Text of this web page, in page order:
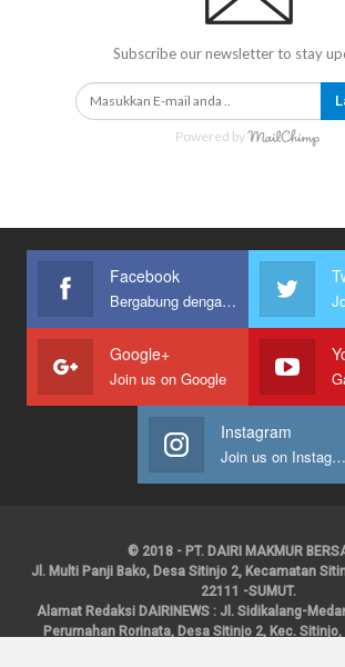
Subscribe our newsletter to stay
Powered by
Facebook
Bergabung dengan kami
Google+
Join us on Google
Instagram
Join us on Instagram
© 2018 - PT. DAIRI MAKMUR
Jl. Multi Panji Bako, Desa Sitinjo 2, Kecamatan
22111 -SUMUT.
Alamat Redaksi DAIRINEWS : Jl. Sidikalang-
Perumahan Rorinata, Desa Sitinjo 2, Kec. Sitinjo,